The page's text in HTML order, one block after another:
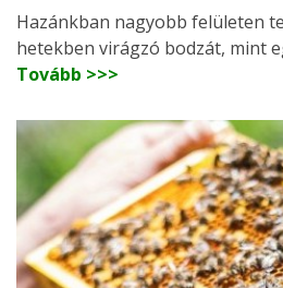
Hazánkban nagyobb felületen
hetekben virágzó bodzát, mint
Tovább >>>